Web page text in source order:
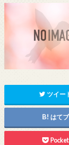
ツイー
はてブ
Pocket